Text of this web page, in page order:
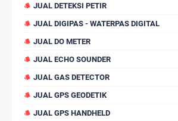
JUAL DETEKSI PETIR
JUAL DIGIPAS - WATERPAS DIGITAL
JUAL DO METER
JUAL ECHO SOUNDER
JUAL GAS DETECTOR
JUAL GPS GEODETIK
JUAL GPS HANDHELD